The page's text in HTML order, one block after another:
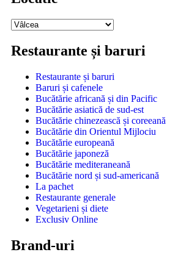
Restaurante și baruri
Restaurante și baruri
Baruri și cafenele
Bucătărie africană și din Pacific
Bucătărie asiatică de sud-est
Bucătărie chinezească și coreeană
Bucătărie din Orientul Mijlociu
Bucătărie europeană
Bucătărie japoneză
Bucătărie mediteraneană
Bucătărie nord și sud-americană
La pachet
Restaurante generale
Vegetarieni și diete
Exclusiv Online
Brand-uri